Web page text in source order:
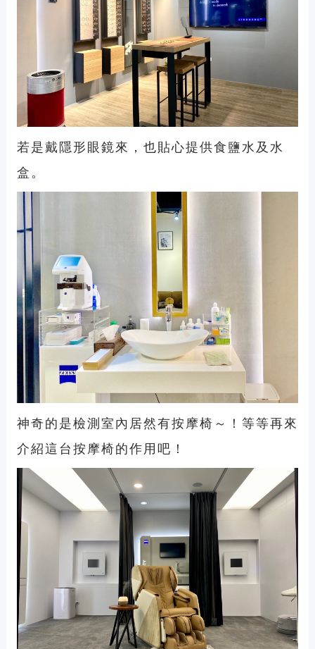
若是戴隱形眼鏡來，也貼心提供食鹽水及水
盒。
神奇的是檢測室內居然有按摩椅～！等等再來
介紹這台按摩椅的作用吧！